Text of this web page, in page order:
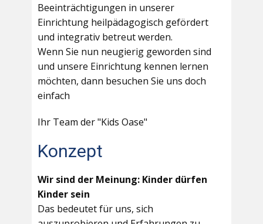
Beeinträchtigungen in unserer
Einrichtung heilpädagogisch gefördert
und integrativ betreut werden.
Wenn Sie nun neugierig geworden sind
und unsere Einrichtung kennen lernen
möchten, dann besuchen Sie uns doch
einfach
Ihr Team der "Kids Oase"
Konzept
Wir sind der Meinung: Kinder dürfen
Kinder sein
Das bedeutet für uns, sich